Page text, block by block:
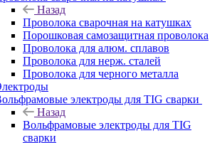
Назад
Проволока сварочная на катушках
Порошковая самозащитная проволока
Проволока для алюм. сплавов
Проволока для нерж. сталей
Проволока для черного металла
электроды для TIG сварки
Назад
Вольфрамовые электроды для TIG
сварки